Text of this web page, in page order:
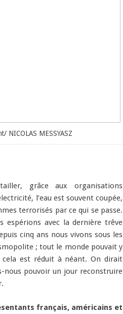
NICOLAS MESSYASZ
grâce aux organisations
l’eau est souvent coupée,
terrorisés par ce qui se passe.
espérions avec la dernière trêve
cinq ans nous vivons sous les
; tout le monde pouvait y
est réduit à néant. On dirait
nous pouvoir un jour reconstruire
français, américains et